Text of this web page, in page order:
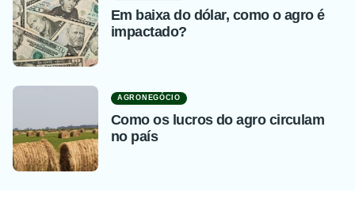
Em baixa do dólar, como o agro é
impactado?
AGRONEGÓCIO
Como os lucros do agro circulam
no país